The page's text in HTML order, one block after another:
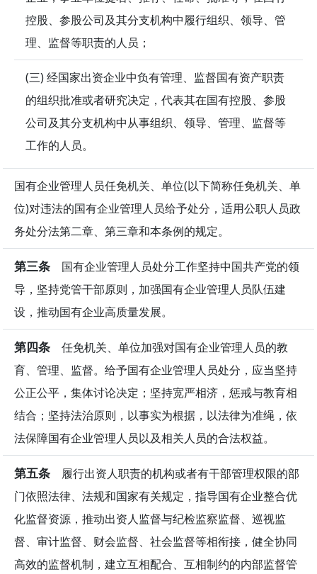
控股、参股公司及其分支机构中履行组织、领导、管
理、监督等职责的人员；
(三) 经国家出资企业中负有管理、监督国有资产职责
的组织批准或者研究决定，代表其在国有控股、参股
公司及其分支机构中从事组织、领导、管理、监督等
工作的人员。
国有企业管理人员任免机关、单位(以下简称任免机关、单
位)对违法的国有企业管理人员给予处分，适用公职人员政
务处分法第二章、第三章和本条例的规定。
第三条 国有企业管理人员处分工作坚持中国共产党的领
导，坚持党管干部原则，加强国有企业管理人员队伍建
设，推动国有企业高质量发展。
第四条 任免机关、单位加强对国有企业管理人员的教
育、管理、监督。给予国有企业管理人员处分，应当坚持
公正公平，集体讨论决定；坚持宽严相济，惩戒与教育相
结合；坚持法治原则，以事实为根据，以法律为准绳，依
法保障国有企业管理人员以及相关人员的合法权益。
第五条 履行出资人职责的机构或者有干部管理权限的部
门依照法律、法规和国家有关规定，指导国有企业整合优
化监督资源，推动出资人监督与纪检监察监督、巡视监
督、审计监督、财会监督、社会监督等相衔接，健全协同
高效的监督机制，建立互相配合、互相制约的内部监督管